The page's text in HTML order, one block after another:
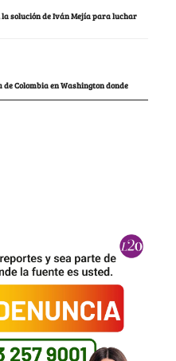
solución de Iván Mejía para luchar
de Colombia en Washington donde